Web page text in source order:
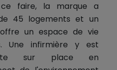
ce faire, la marque a
45 logements et un
un espace de vie
Une infirmière y est
sur place en